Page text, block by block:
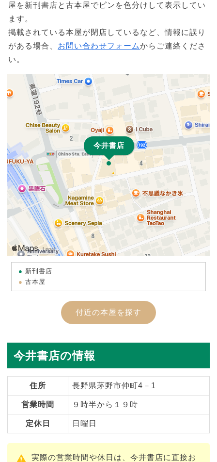
屋を新刊書店と古本屋でピンを色分けして表示してい
ます。
掲載されている本屋が閉店しているなど、情報に誤り
がある場合、 お問い合わせフォームからご連絡くださ
い。
今井書店
新刊書店
古本屋
付近の本屋を探す
今井書店の情報
住所 長野県茅野市仲町4－1
営業時間 ９時半から１９時
定休日 日曜日
実際の営業時間や休日は、今井書店に直接お